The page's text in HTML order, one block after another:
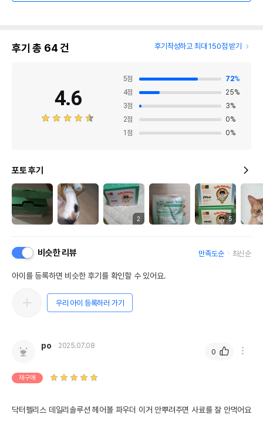
후기 총 64건 후기작성하고 최대 150점 받기
4.6
5점 72%
4점 25%
3점 3%
2점 0%
1 점 0%
포토 후기
2 5
비슷한 리뷰 만족도순 최신순
아이를 등록하면 비슷한 후기를 확인할 수 있어요.
우리 아이 등록하러 가기
po 2025.07.08
재구매
닥터펠리스 데일리솔루션 헤어볼 파우더 이거 안뿌려주면 사료를 잘 안먹어요
0